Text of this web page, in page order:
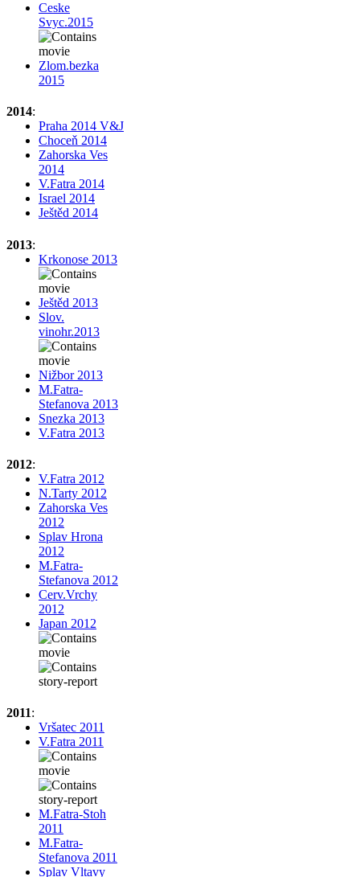
Ceske
Svyc.2015
Zlom.bezka
2015
2014:
Praha 2014 V&J
Choceň 2014
Zahorska Ves
2014
V.Fatra 2014
Israel 2014
Ještěd 2014
2013:
Krkonose 2013
Ještěd 2013
Slov.
vinohr.2013
Nižbor 2013
M.Fatra-
Stefanova 2013
Snezka 2013
V.Fatra 2013
2012:
V.Fatra 2012
N.Tarty 2012
Zahorska Ves
2012
Splav Hrona
2012
M.Fatra-
Stefanova 2012
Cerv.Vrchy
2012
Japan 2012
2011:
Vršatec 2011
V.Fatra 2011
M.Fatra-Stoh
2011
M.Fatra-
Stefanova 2011
Splav Vltavy